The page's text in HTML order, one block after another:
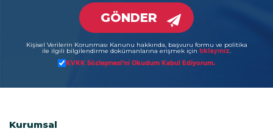
GÖNDER
Kişisel Verilerin Korunması Kanunu hakkında, başvuru formu ve politika
ile ilgili bilgilendirme dokümanlarına erişmek için tıklayınız.
KVKK Sözleşmesi’ni Okudum Kabul Ediyorum.
Kurumsal